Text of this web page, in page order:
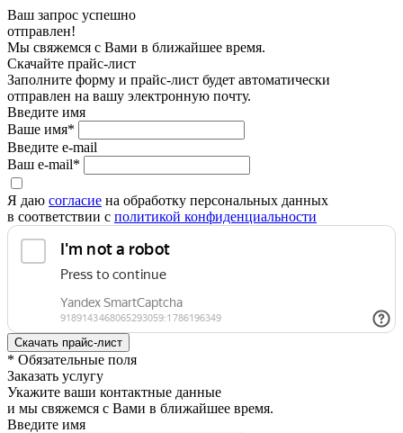
Ваш запрос успешно
отправлен!
Мы свяжемся с Вами в ближайшее время.
Скачайте прайс-лист
Заполните форму и прайс-лист будет автоматически
отправлен на вашу электронную почту.
Введите имя
Ваше имя*
Введите e-mail
Ваш e-mail*
Я даю согласие на обработку персональных данных
в соответствии с политикой конфиденциальности
* Обязательные поля
Заказать услугу
Укажите ваши контактные данные
и мы свяжемся с Вами в ближайшее время.
Введите имя